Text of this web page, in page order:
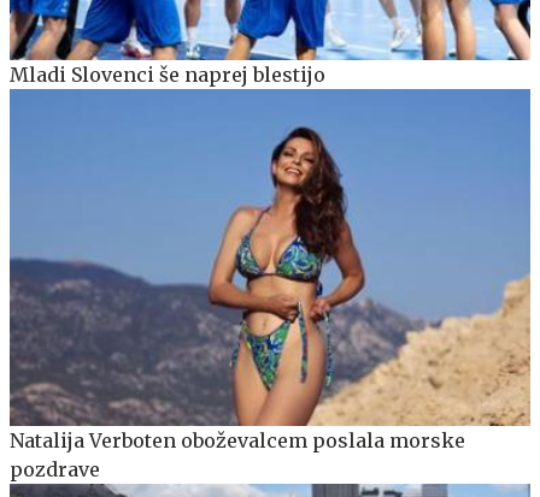
Mladi Slovenci še naprej blestijo
Natalija Verboten oboževalcem poslala morske
pozdrave